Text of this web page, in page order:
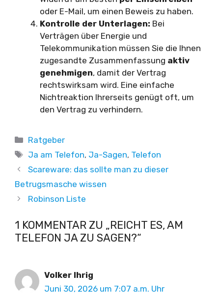
oder E-Mail, um einen Beweis zu haben.
Kontrolle der Unterlagen: Bei
Verträgen über Energie und
Telekommunikation müssen Sie die Ihnen
zugesandte Zusammenfassung aktiv
genehmigen, damit der Vertrag
rechtswirksam wird. Eine einfache
Nichtreaktion Ihrerseits genügt oft, um
den Vertrag zu verhindern.
Kategorien
Ratgeber
Schlagwörter
Ja am Telefon, Ja-Sagen, Telefon
Scareware: das sollte man zu dieser
Betrugsmasche wissen
Robinson Liste
1 KOMMENTAR ZU „REICHT ES, AM
TELEFON JA ZU SAGEN?“
Volker Ihrig
Juni 30, 2026 um 7:07 a.m. Uhr